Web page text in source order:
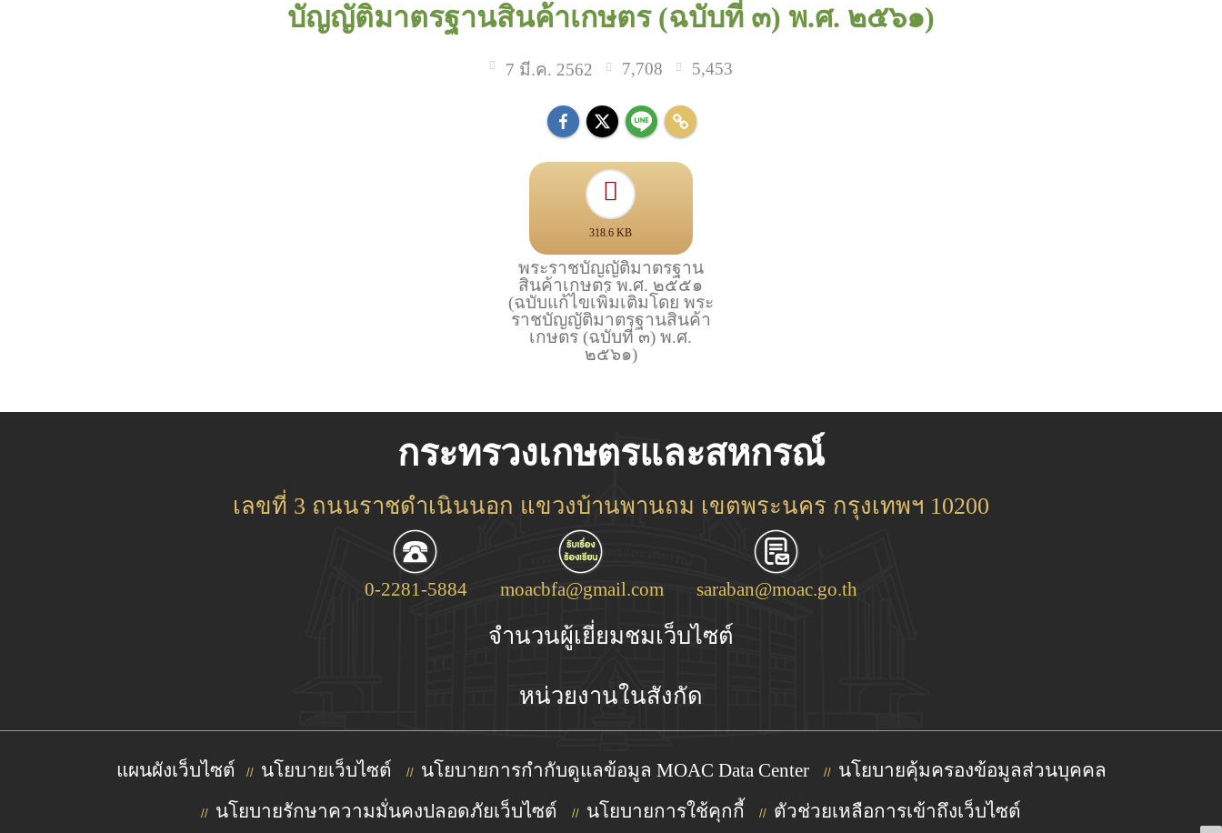
บัญญัติมาตรฐานสินค้าเกษตร (ฉบับที่ ๓) พ.ศ. ๒๕๖๑)
7 มี.ค. 2562 7,708 5,453
318.6 KB
พระราชบัญญัติมาตรฐาน
สินค้าเกษตร พ.ศ. ๒๕๕๑
(ฉบับแก้ไขเพิ่มเติมโดย พระ
ราชบัญญัติมาตรฐานสินค้า
เกษตร (ฉบับที่ ๓) พ.ศ.
๒๕๖๑)
กระทรวงเกษตรและสหกรณ์
เลขที่ 3 ถนนราชดำเนินนอก แขวงบ้านพานถม เขตพระนคร กรุงเทพฯ 10200
0-2281-5884 moacbfa@gmail.com saraban@moac.go.th
จำนวนผู้เยี่ยมชมเว็บไซต์
หน่วยงานในสังกัด
แผนผังเว็บไซต์ // นโยบายเว็บไซต์ // นโยบายการกำกับดูแลข้อมูล MOAC Data Center // นโยบายคุ้มครองข้อมูลส่วนบุคคล
// นโยบายรักษาความมั่นคงปลอดภัยเว็บไซต์ // นโยบายการใช้คุกกี้ // ตัวช่วยเหลือการเข้าถึงเว็บไซต์